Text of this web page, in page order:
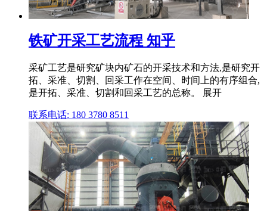
铁矿开采工艺流程 知乎
采矿工艺是研究矿块内矿石的开采技术和方法,是研究开
拓、采准、切割、回采工作在空间、时间上的有序组合,
是开拓、采准、切割和回采工艺的总称。 展开
联系电话: 180 3780 8511